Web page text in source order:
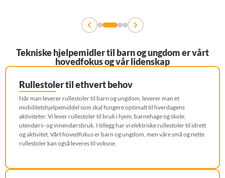
Tekniske hjelpemidler til barn og ungdom er vårt
hovedfokus og vår lidenskap
Rullestoler til ethvert behov
Når man leverer rullestoler til barn og ungdom, leverer man et
mobilitetshjelpemiddel som skal fungere optimalt til hverdagens
aktiviteter. Vi lever rullestoler til bruk i hjem, barnehage og skole,
utendørs- og innendørsbruk. I tillegg har vi elektriske rullestoler til idrett
og aktivitet. Vårt hovedfokus er barn og ungdom, men våre små og nette
rullestoler kan også leveres til voksne.